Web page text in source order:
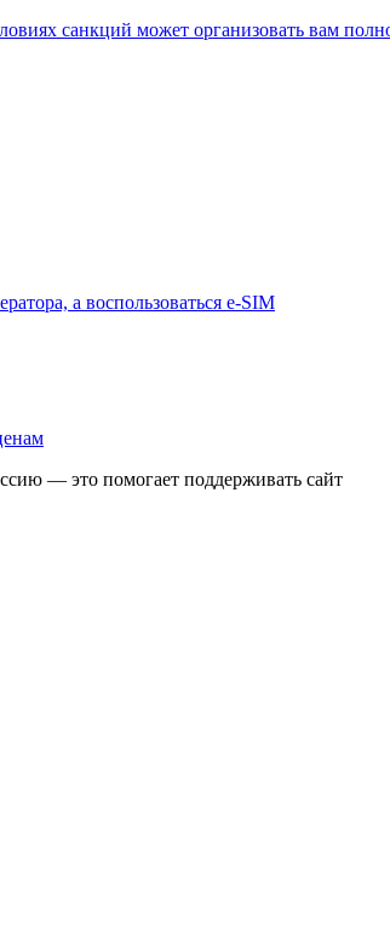
санкций может организовать вам
а воспользоваться e-SIM
— это помогает поддерживать сайт